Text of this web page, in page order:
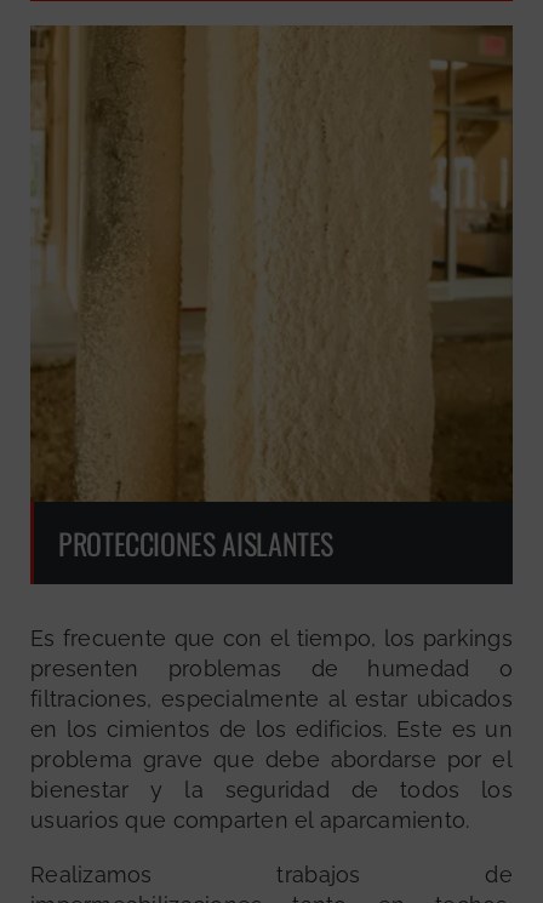
PROTECCIONES AISLANTES
Es frecuente que con el tiempo, los parkings
presenten problemas de humedad o
filtraciones, especialmente al estar ubicados
en los cimientos de los edificios. Este es un
problema grave que debe abordarse por el
bienestar y la seguridad de todos los
usuarios que comparten el aparcamiento.
Realizamos trabajos de